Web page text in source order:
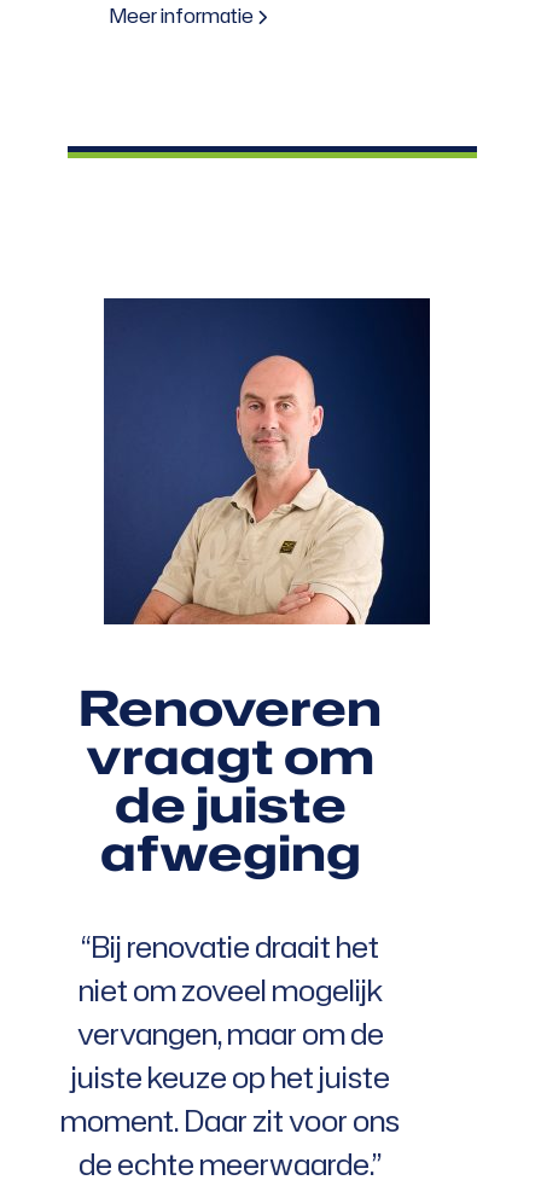
Meer informatie
Renoveren
vraagt om
de juiste
afweging
“Bij renovatie draait het
niet om zoveel mogelijk
vervangen, maar om de
juiste keuze op het juiste
moment. Daar zit voor ons
de echte meerwaarde.”